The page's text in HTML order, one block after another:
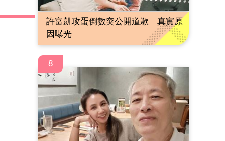
許富凱攻蛋倒數突公開道歉 真實原
因曝光
8